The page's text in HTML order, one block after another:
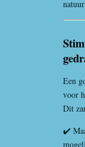
Een
voor
Dit
✔️